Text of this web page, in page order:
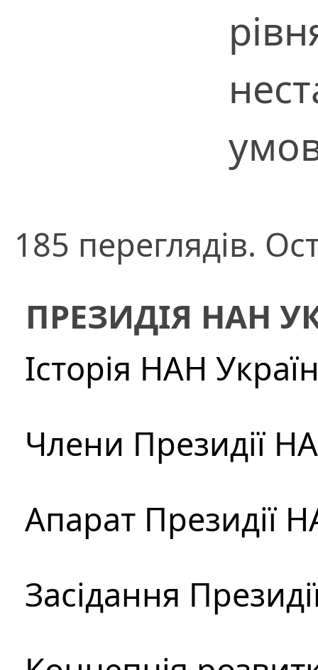
185 переглядів.
ПРЕЗИДІЯ НАН
Історія НАН
Члени Президії
Апарат Президії
Засідання